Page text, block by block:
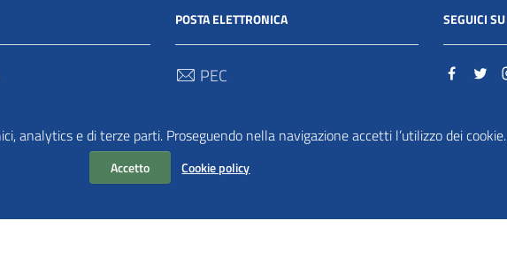
analytics e di terze parti. Proseguendo nella navigazione accetti l’utilizzo dei cookie.
Accetto Cookie policy
POSTA ELETTRONICA
PEC
TRASPARENZA
SEGUICI SU